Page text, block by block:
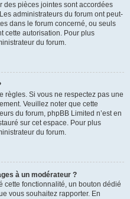
des pièces jointes sont accordées
administrateurs du forum ont peut-
dans le forum concerné, ou seuls
cette autorisation. Pour plus
du forum.
règles. Si vous ne respectez pas une
Veuillez noter que cette
du forum, phpBB Limited n’est en
sur cet espace. Pour plus
du forum.
à un modérateur ?
cette fonctionnalité, un bouton dédié
vous souhaitez rapporter. En